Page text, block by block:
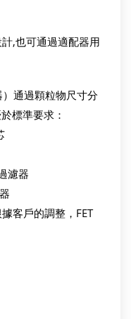
,也可通過適配器用
通過顆粒物尺寸分
標準要求：
濾器
客戶的調整，FET